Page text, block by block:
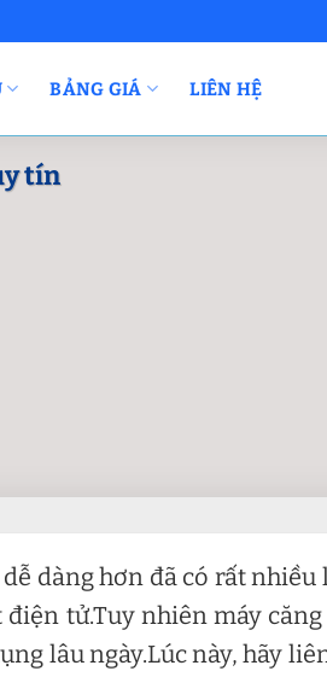
BẢNG GIÁ LIÊN HỆ
tín
dàng hơn đã có rất nhiều
tử.Tuy nhiên máy
lâu ngày.Lúc này, hãy